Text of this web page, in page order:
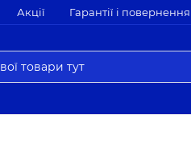
Акції Гарантії і повернення